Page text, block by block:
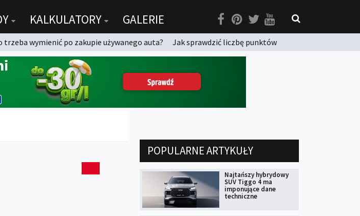
KALKULATORY GALERIE
trzeba wymienić po zakupie używanego auta?
Jak sprawdzić liczbę punktów
POPULARNE ARTYKUŁY
Najtańszy hybrydowy
SUV Tiggo 4 ma
imponujące dane
techniczne